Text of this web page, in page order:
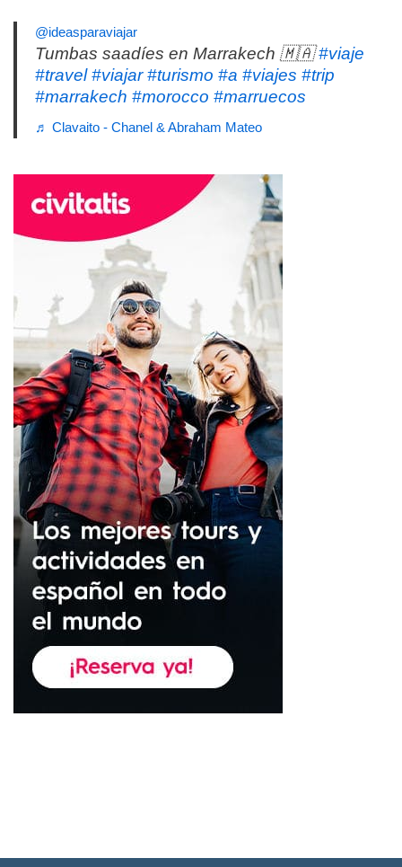
@ideasparaviajar
Tumbas saadíes en Marrakech 🇲🇦#viaje
#travel #viajar #turismo #a #viajes #trip
#marrakech #morocco #marruecos
♬ Clavaito - Chanel & Abraham Mateo